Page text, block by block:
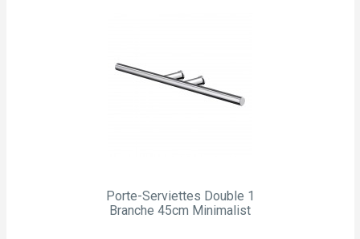
Porte-Serviettes Double 1
Branche 45cm Minimalist